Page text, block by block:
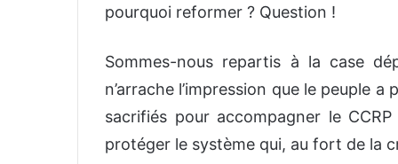
pourquoi reformer ? Question !
Sommes-nous repartis à la case
n’arrache l’impression que le peuple
sacrifiés pour accompagner le
protéger le système qui, au fort de la